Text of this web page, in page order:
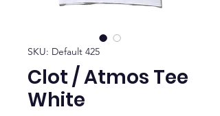
SKU: Default 425
Clot / Atmos Tee
White